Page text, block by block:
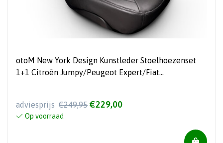
otoM New York Design Kunstleder Stoelhoezenset
1+1 Citroën Jumpy/Peugeot Expert/Fiat
adviesprijs €249,95 €229,00
Op voorraad